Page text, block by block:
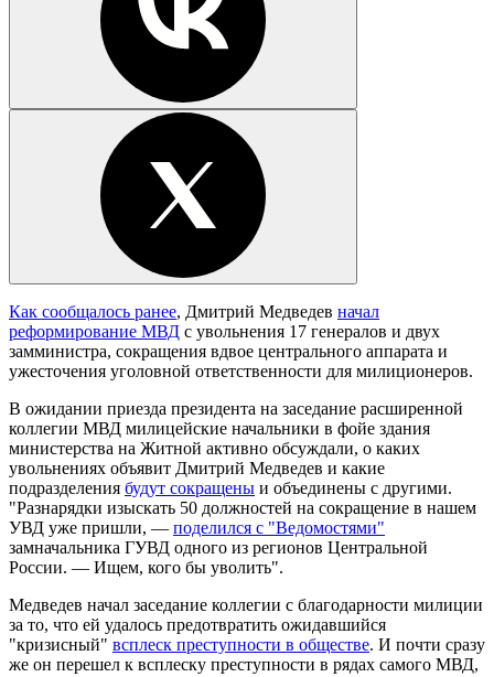
Как сообщалось ранее, Дмитрий Медведев начал
реформирование МВД с увольнения 17 генералов и двух
замминистра, сокращения вдвое центрального аппарата и
ужесточения уголовной ответственности для милиционеров.
В ожидании приезда президента на заседание расширенной
коллегии МВД милицейские начальники в фойе здания
министерства на Житной активно обсуждали, о каких
увольнениях объявит Дмитрий Медведев и какие
подразделения будут сокращены и объединены с другими.
"Разнарядки изыскать 50 должностей на сокращение в нашем
УВД уже пришли, — поделился с "Ведомостями"
замначальника ГУВД одного из регионов Центральной
России. — Ищем, кого бы уволить".
Медведев начал заседание коллегии с благодарности милиции
за то, что ей удалось предотвратить ожидавшийся
"кризисный" всплеск преступности в обществе. И почти сразу
же он перешел к всплеску преступности в рядах самого МВД,